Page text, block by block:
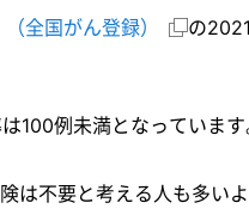
（全国がん登録）
の
100例未満となっていま
は不要と考える人も多い